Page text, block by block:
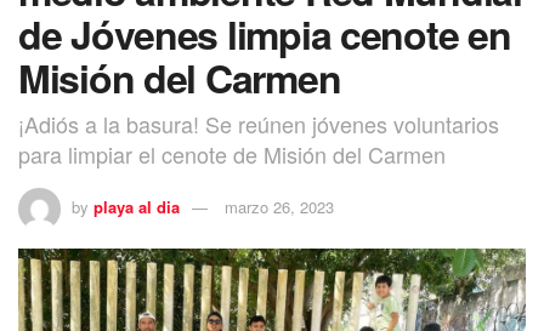
de Jóvenes limpia cenote en
Misión del Carmen
¡Adiós a la basura! Se reúnen jóvenes voluntarios
para limpiar el cenote de Misión del Carmen
by playa al dia marzo 26, 2023